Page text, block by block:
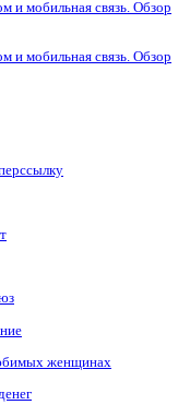
и мобильная связь. Обзор
и мобильная связь. Обзор
женщинах